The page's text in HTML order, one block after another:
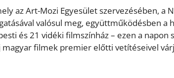
az Art-Mozi Egyesület szervezésében, a
valósul meg, együttműködésben a
és 21 vidéki filmszínház – ezen a napon
filmek premier előtti vetítéseivel